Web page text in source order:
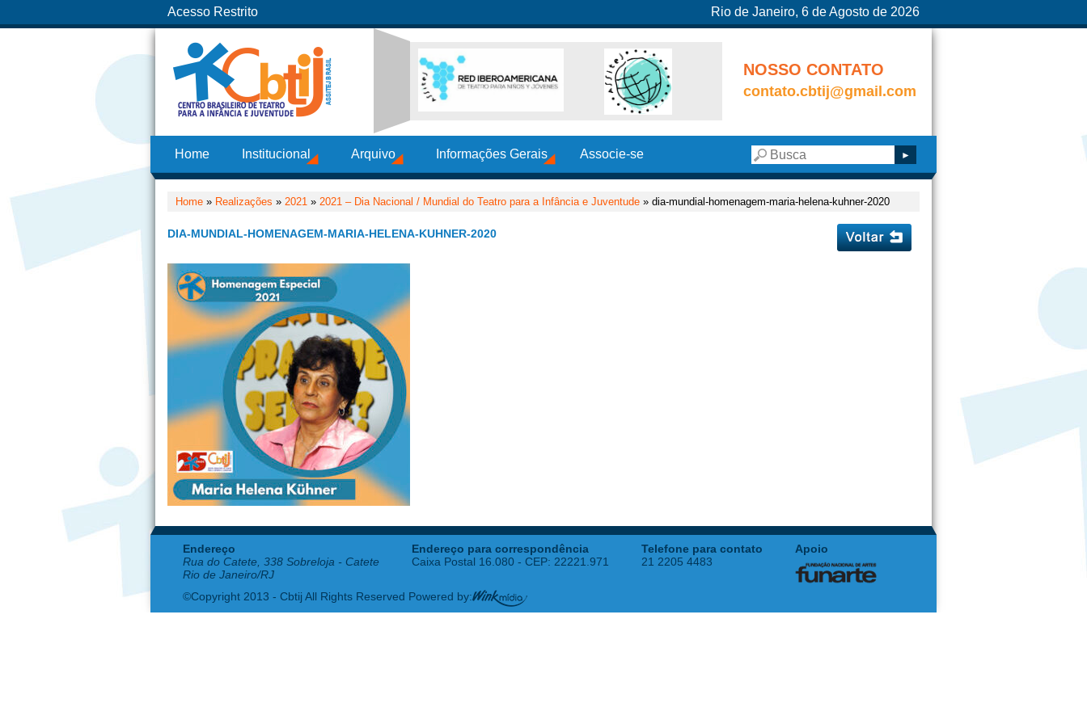
Acesso Restrito Rio de Janeiro, 6 de Agosto de 2026
NOSSO CONTATO
contato.cbtij@gmail.com
Home Institucional Arquivo Informações Gerais Associe-se
Home » Realizações » 2021 » 2021 – Dia Nacional / Mundial do Teatro para a Infância e Juventude » dia-mundial-homenagem-maria-helena-kuhner-2020
DIA-MUNDIAL-HOMENAGEM-MARIA-HELENA-KUHNER-2020
Endereço
Rua do Catete, 338 Sobreloja - Catete
Rio de Janeiro/RJ
Endereço para correspondência
Caixa Postal 16.080 - CEP: 22221.971
Telefone para contato
21 2205 4483
Apoio
©Copyright 2013 - Cbtij All Rights Reserved Powered by: